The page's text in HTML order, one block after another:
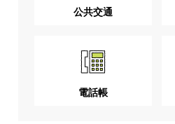
公共交通
電話帳